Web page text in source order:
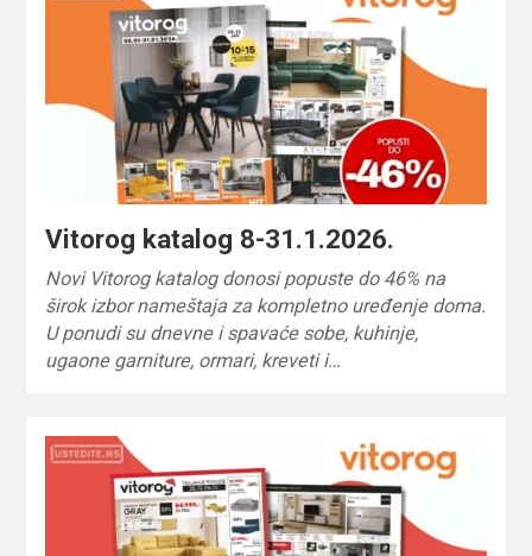
Vitorog katalog 8-31.1.2026.
Novi Vitorog katalog donosi popuste do 46% na
širok izbor nameštaja za kompletno uređenje doma.
U ponudi su dnevne i spavaće sobe, kuhinje,
ugaone garniture, ormari, kreveti i…